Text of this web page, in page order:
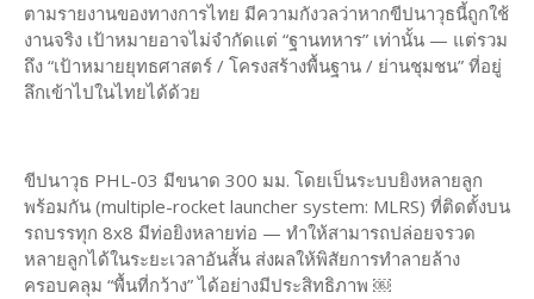
ตามรายงานของทางการไทย มีความกังวลว่าหากขีปนาวุธนี้ถูกใช้
งานจริง เป้าหมายอาจไม่จำกัดแต่ “ฐานทหาร” เท่านั้น — แต่รวม
ถึง “เป้าหมายยุทธศาสตร์ / โครงสร้างพื้นฐาน / ย่านชุมชน” ที่อยู่
ลึกเข้าไปในไทยได้ด้วย
ขีปนาวุธ PHL-03 มีขนาด 300 มม. โดยเป็นระบบยิงหลายลูก
พร้อมกัน (multiple-rocket launcher system: MLRS) ที่ติดตั้งบน
รถบรรทุก 8x8 มีท่อยิงหลายท่อ — ทำให้สามารถปล่อยจรวด
หลายลูกได้ในระยะเวลาอันสั้น ส่งผลให้พิสัยการทำลายล้าง
ครอบคลุม “พื้นที่กว้าง” ได้อย่างมีประสิทธิภาพ ￼